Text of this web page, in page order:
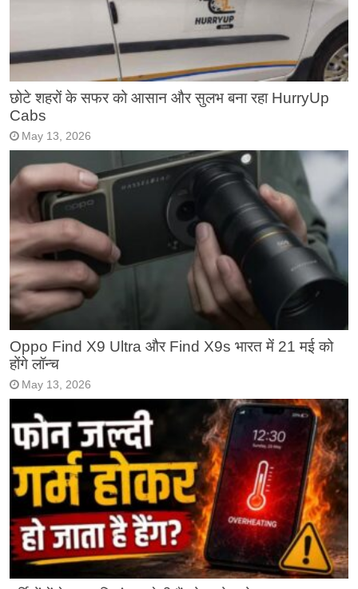
छोटे शहरों के सफर को आसान और सुलभ बना रहा HurryUp
Cabs
May 13, 2026
Oppo Find X9 Ultra और Find X9s भारत में 21 मई को
होंगे लॉन्च
May 13, 2026